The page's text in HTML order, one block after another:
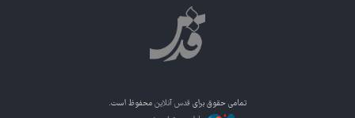
تمامی حقوق برای قدس آنلاین محفوظ است.